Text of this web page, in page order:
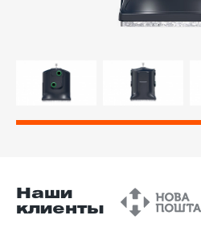
Наши
клиенты